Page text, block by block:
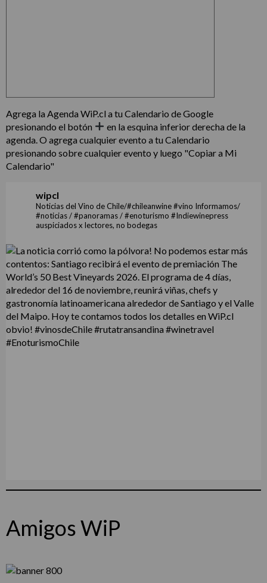
Agrega la Agenda WiP.cl a tu Calendario de Google
presionando el botón
en la esquina inferior derecha de la
agenda. O agrega cualquier evento a tu Calendario
presionando sobre cualquier evento y luego "Copiar a Mi
Calendario"
wipcl
Noticias del Vino de Chile/#chileanwine #vino Informamos/
#noticias / #panoramas / #enoturismo #Indiewinepress
auspiciados x lectores, no bodegas
Amigos WiP